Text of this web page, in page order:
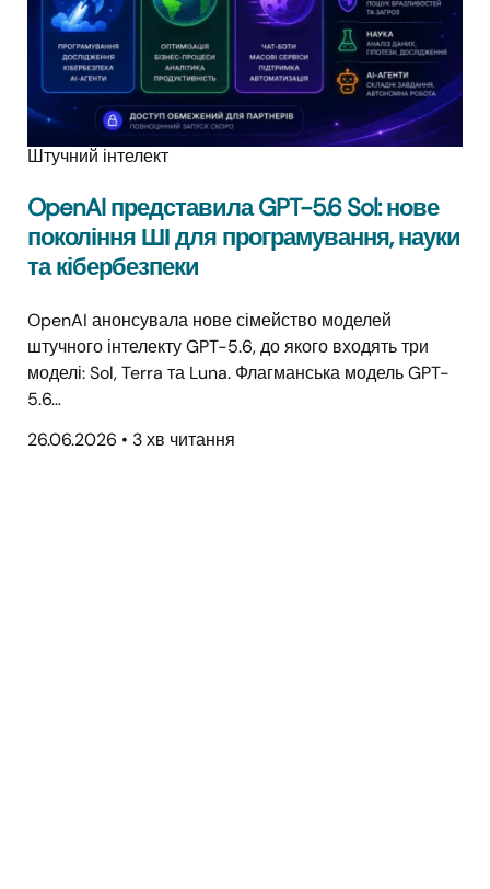
Штучний інтелект
OpenAI представила GPT-5.6 Sol: нове
покоління ШІ для програмування, науки
та кібербезпеки
OpenAI анонсувала нове сімейство моделей
штучного інтелекту GPT-5.6, до якого входять три
моделі: Sol, Terra та Luna. Флагманська модель GPT-
5.6…
26.06.2026 • 3 хв читання